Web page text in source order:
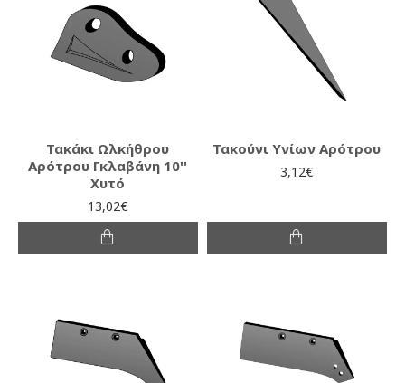
Τακάκι Ωλκήθρου
Αρότρου Γκλαβάνη 10''
Χυτό
13,02€
Τακούνι Υνίων Αρότρου
3,12€